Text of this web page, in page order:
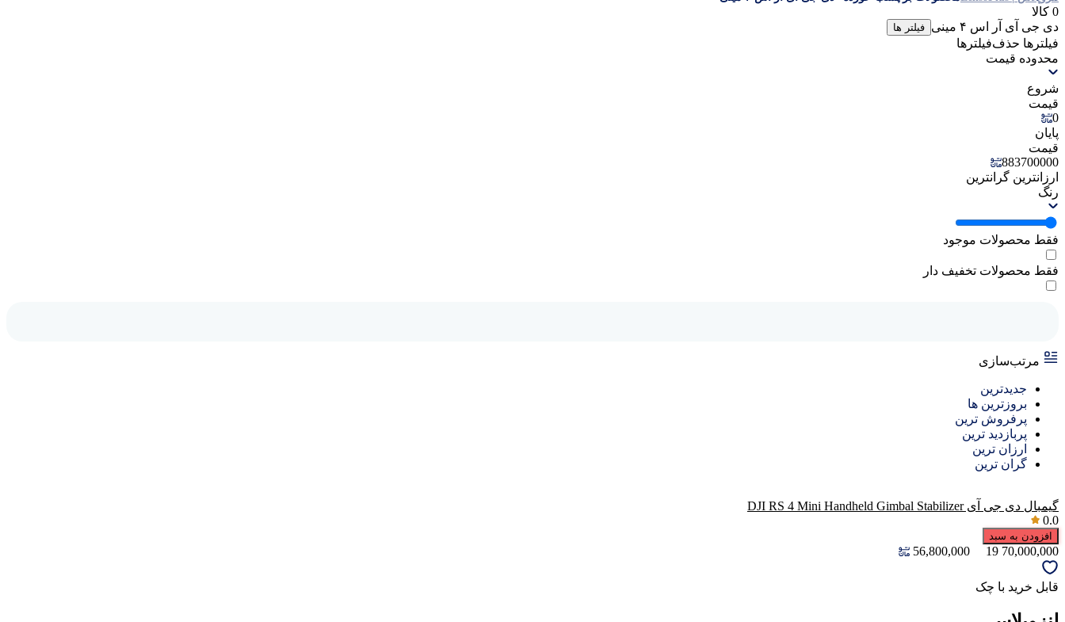
0 کالا
دی جی آی آر اس ۴ مینی
فیلتر ها
فیلترها حذف‌فیلتر‌ها
محدوده قیمت
شروع
قیمت
0
پایان
قیمت
883700000
ارزانترین گرانترین
رنگ
فقط محصولات موجود
فقط محصولات تخفیف دار
مرتب‌سازی
جدیدترین
بروزترین ها
پرفروش ترین
پربازدید ترین
ارزان ترین
گران ترین
گیمبال دی جی آی DJI RS 4 Mini Handheld Gimbal Stabilizer
0.0
افزودن به سبد
70,000,000
19
56,800,000
قابل خرید با چک